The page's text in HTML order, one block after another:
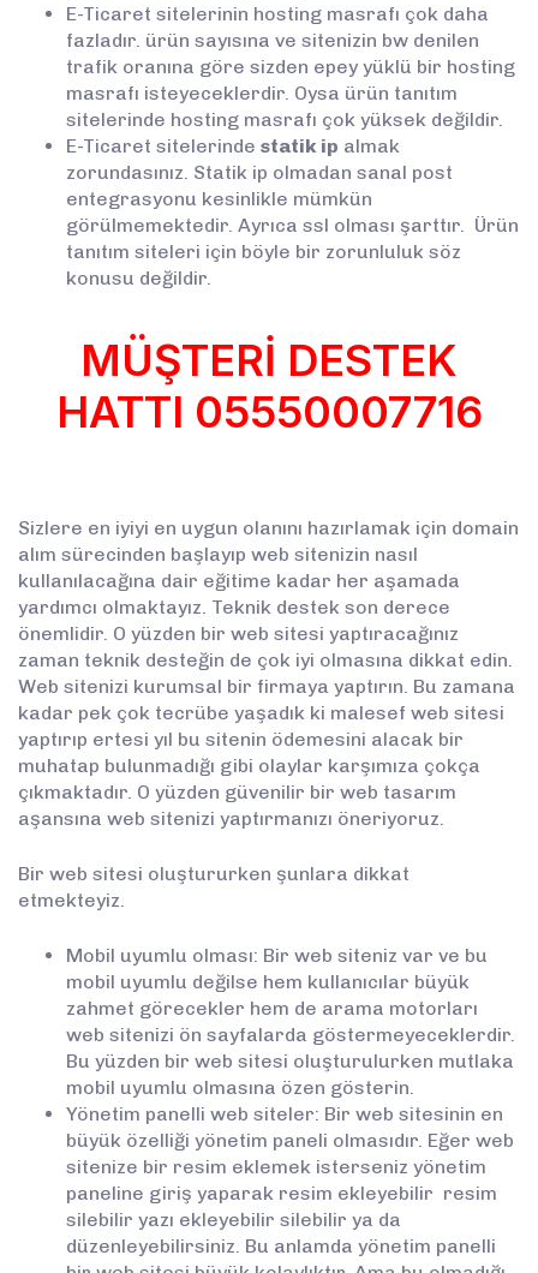
E-Ticaret sitelerinin hosting masrafı çok daha
fazladır. ürün sayısına ve sitenizin bw denilen
trafik oranına göre sizden epey yüklü bir hosting
masrafı isteyeceklerdir. Oysa ürün tanıtım
sitelerinde hosting masrafı çok yüksek değildir.
E-Ticaret sitelerinde statik ip almak
zorundasınız. Statik ip olmadan sanal post
entegrasyonu kesinlikle mümkün
görülmemektedir. Ayrıca ssl olması şarttır. Ürün
tanıtım siteleri için böyle bir zorunluluk söz
konusu değildir.
MÜŞTERİ DESTEK
HATTI 05550007716
Sizlere en iyiyi en uygun olanını hazırlamak için domain
alım sürecinden başlayıp web sitenizin nasıl
kullanılacağına dair eğitime kadar her aşamada
yardımcı olmaktayız. Teknik destek son derece
önemlidir. O yüzden bir web sitesi yaptıracağınız
zaman teknik desteğin de çok iyi olmasına dikkat edin.
Web sitenizi kurumsal bir firmaya yaptırın. Bu zamana
kadar pek çok tecrübe yaşadık ki malesef web sitesi
yaptırıp ertesi yıl bu sitenin ödemesini alacak bir
muhatap bulunmadığı gibi olaylar karşımıza çokça
çıkmaktadır. O yüzden güvenilir bir web tasarım
aşansına web sitenizi yaptırmanızı öneriyoruz.
Bir web sitesi oluştururken şunlara dikkat
etmekteyiz.
Mobil uyumlu olması: Bir web siteniz var ve bu
mobil uyumlu değilse hem kullanıcılar büyük
zahmet görecekler hem de arama motorları
web sitenizi ön sayfalarda göstermeyeceklerdir.
Bu yüzden bir web sitesi oluşturulurken mutlaka
mobil uyumlu olmasına özen gösterin.
Yönetim panelli web siteler: Bir web sitesinin en
büyük özelliği yönetim paneli olmasıdır. Eğer web
sitenize bir resim eklemek isterseniz yönetim
paneline giriş yaparak resim ekleyebilir resim
silebilir yazı ekleyebilir silebilir ya da
düzenleyebilirsiniz. Bu anlamda yönetim panelli